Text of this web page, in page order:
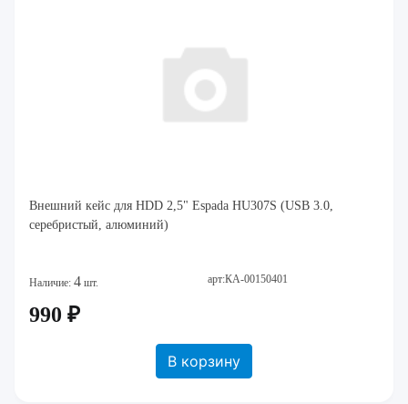
Внешний кейс для HDD 2,5" Espada HU307S (USB 3.0,
серебристый, алюминий)
Наличие: 4 шт. арт:КА-00150401
990 ₽
В корзину